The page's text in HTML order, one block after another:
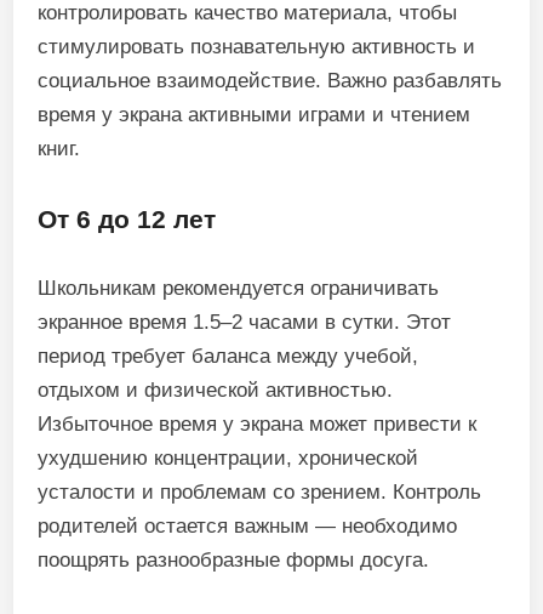
контролировать качество материала, чтобы
стимулировать познавательную активность и
социальное взаимодействие. Важно разбавлять
время у экрана активными играми и чтением
книг.
От 6 до 12 лет
Школьникам рекомендуется ограничивать
экранное время 1.5–2 часами в сутки. Этот
период требует баланса между учебой,
отдыхом и физической активностью.
Избыточное время у экрана может привести к
ухудшению концентрации, хронической
усталости и проблемам со зрением. Контроль
родителей остается важным — необходимо
поощрять разнообразные формы досуга.